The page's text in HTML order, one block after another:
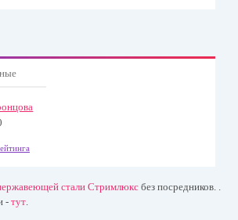
стали Стримлюкс без посредников. .
- тут.